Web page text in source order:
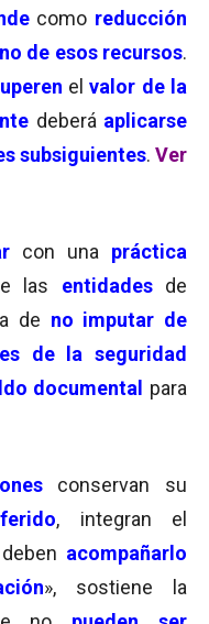
como reducción
de esos recursos.
elvalor de la
deberá aplicarse
subsiguientes.Ver
con una práctica
las entidades de
de no imputar de
de la seguridad
documental
para
conservan su
, integran el
acompañarlo
», sostiene la